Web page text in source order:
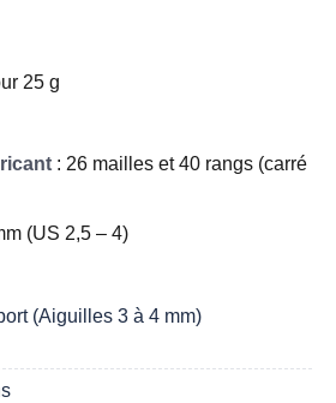
25 g
: 26 mailles et 40 rangs (carré
(US 2,5 – 4)
(Aiguilles 3 à 4 mm)